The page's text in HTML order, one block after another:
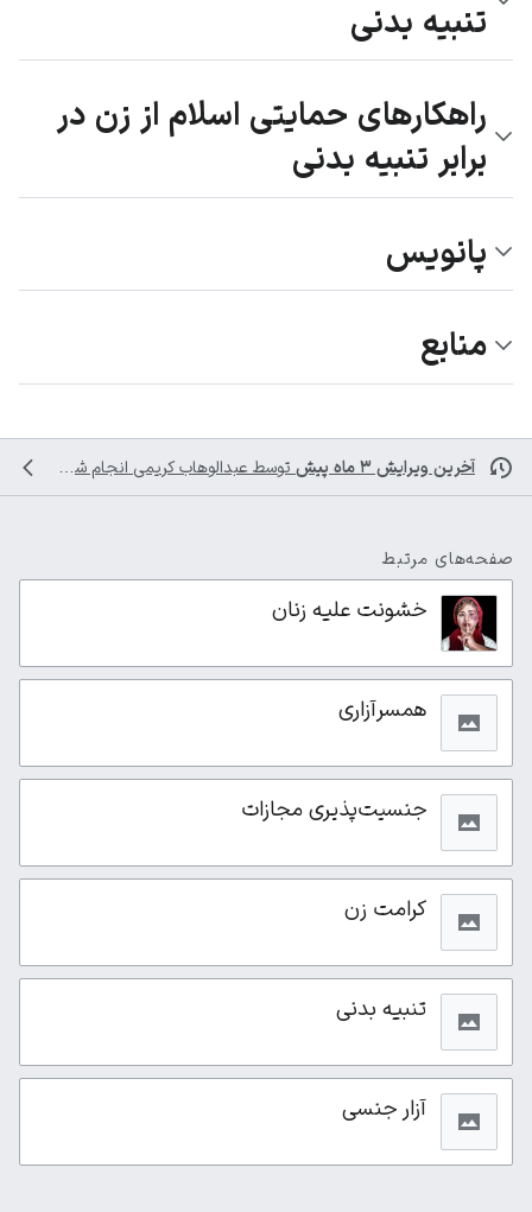
تنبیه بدنی
راهکار‌های حمایتی اسلام از زن در
برابر تنبیه بدنی
پانویس
منابع
آخرین ویرایش ۳ ماه پیش توسط عبدالوهاب کریمی انجام شده است
صفحه‌های مرتبط
خشونت علیه زنان
همسرآزاری
جنسیت‌پذیری مجازات
کرامت زن
تنبیه بدنی
آزار جنسی